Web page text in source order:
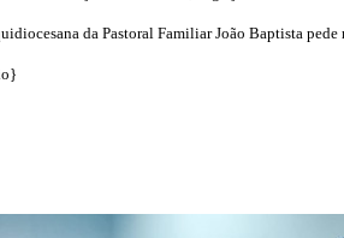
da Pastoral Familiar João Baptista